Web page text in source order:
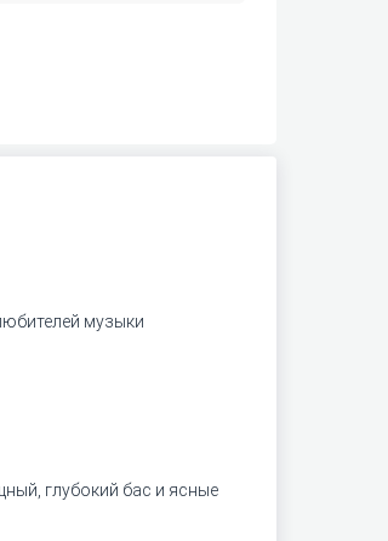
музыки
глубокий бас и ясные